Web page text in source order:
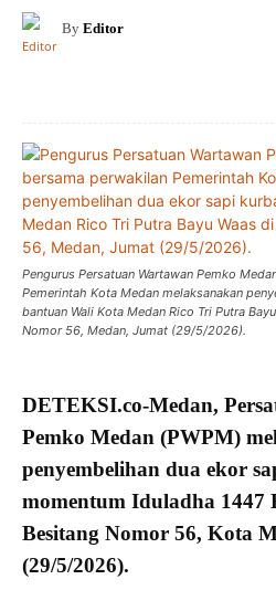
By Editor
Pengurus Persatuan Wartawan Pemko
Pemerintah Kota Medan melaksanakan
bantuan Wali Kota Medan Rico Tri Putra
Nomor 56, Medan, Jumat (29/5/2026).
DETEKSI.co-Medan,
Pemko Medan (PWPM)
penyembelihan dua ekor
momentum Iduladha 1447
Besitang Nomor 56, Kota
(29/5/2026).